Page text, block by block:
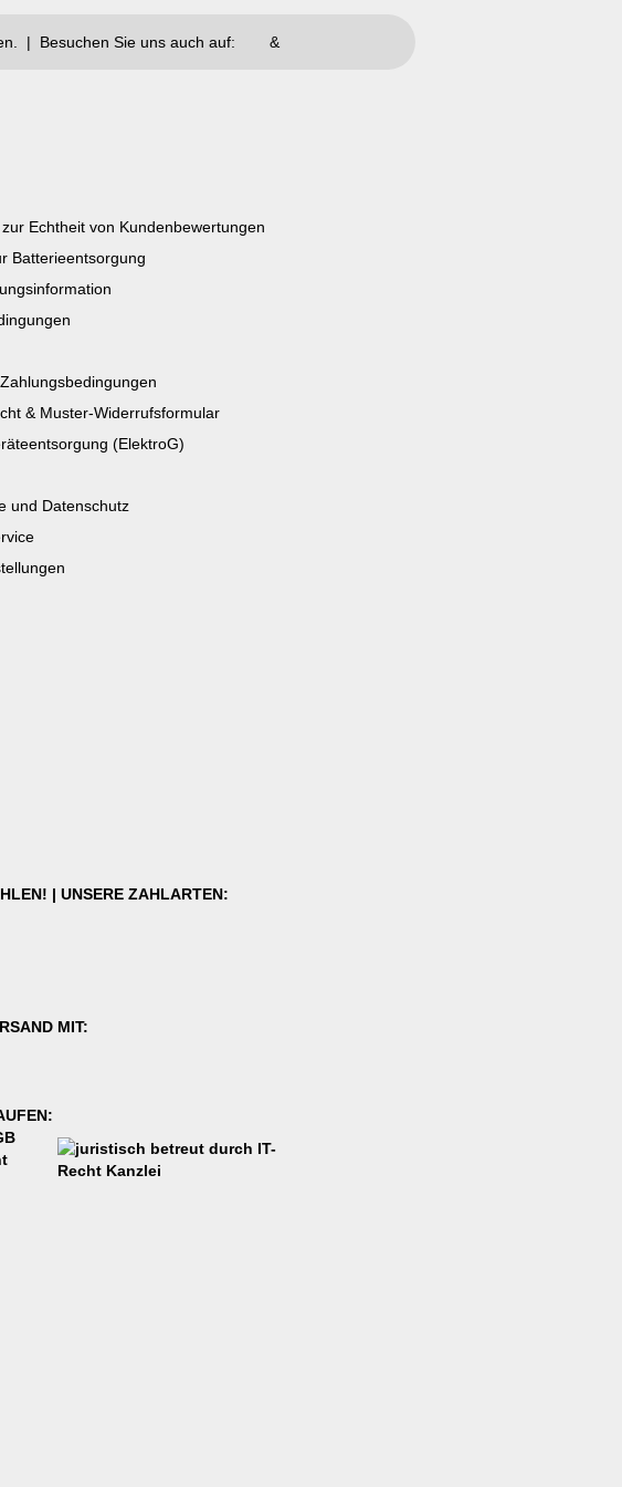
| Besuchen Sie uns auch auf: &
Echtheit von Kundenbewertungen
Batterieentsorgung
& Muster-Widerrufsformular
(ElektroG)
und Datenschutz
| UNSERE ZAHLARTEN:
MIT: